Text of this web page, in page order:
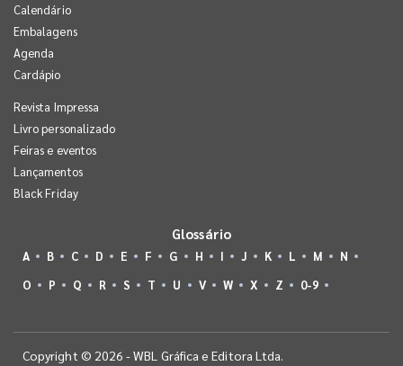
Calendário
Embalagens
Agenda
Cardápio
Revista Impressa
Livro personalizado
Feiras e eventos
Lançamentos
Black Friday
Glossário
A B C D E F G H I J K L M
N
O
P Q R S T U V W X Z 0-9
Copyright © 2026 - WBL Gráfica e Editora Ltda.